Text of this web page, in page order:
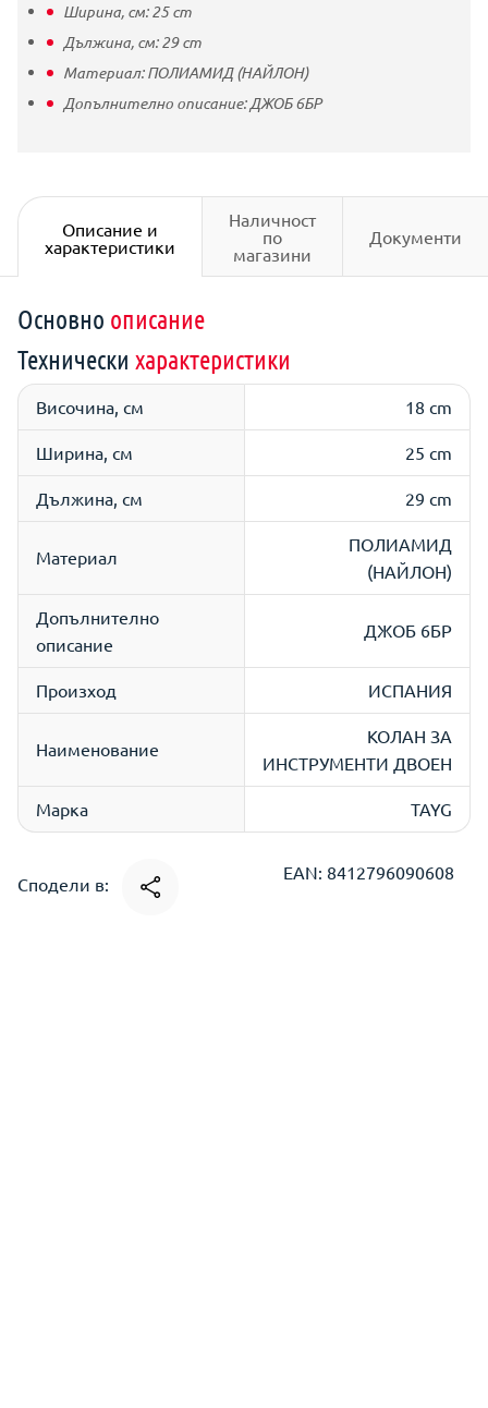
Ширина, см:25cm
Дължина, см:29cm
Материал:ПОЛИАМИД (НАЙЛОН)
Допълнително описание:ДЖОБ 6БР
Описание и
характеристики
Наличност
по
магазини
Документи
Основно описание
Технически характеристики
Височина, см 18 cm
Ширина, см 25 cm
Дължина, см 29 cm
Материал
ПОЛИАМИД
(НАЙЛОН)
Допълнително
описание
ДЖОБ 6БР
Произход ИСПАНИЯ
Наименование
КОЛАН ЗА
ИНСТРУМЕНТИ ДВОЕН
Марка TAYG
Сподели в:
EAN: 8412796090608